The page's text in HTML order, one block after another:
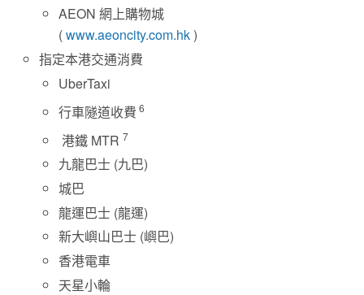
AEON 網上購物城
(www.aeoncity.com.hk)
指定本港交通消費
UberTaxi
行車隧道收費 6
港鐵 MTR7
九龍巴士 (九巴)
城巴
龍運巴士 (龍運)
新大嶼山巴士 (嶼巴)
香港電車
天星小輪